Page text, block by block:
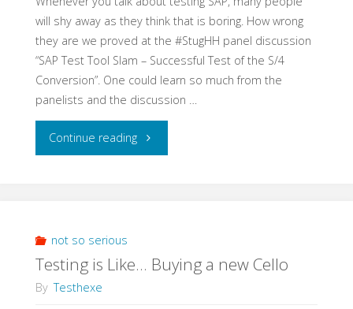
will shy away as they think that is boring. How wrong
they are we proved at the #StugHH panel discussion
“SAP Test Tool Slam – Successful Test of the S/4
Conversion”. One could learn so much from the
panelists and the discussion …
Continue reading"The
Beast
not so serious
Testing is Like… Buying a new Cello
By Testhexe